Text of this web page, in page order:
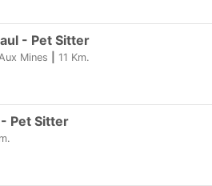
- Pet Sitter
Mines 11 Km.
- Pet Sitter